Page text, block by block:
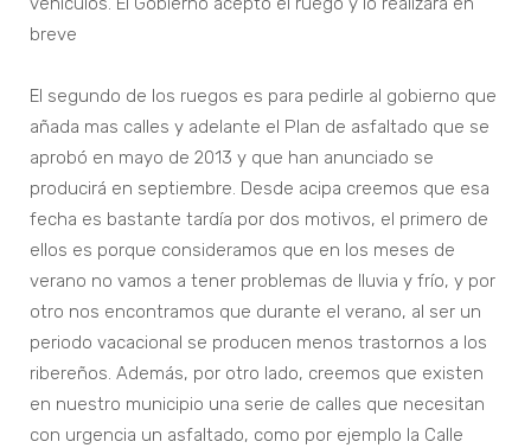
breve
El segundo de los ruegos es para pedirle al gobierno que
añada mas calles y adelante el Plan de asfaltado que se
aprobó en mayo de 2013 y que han anunciado se
producirá en septiembre. Desde acipa creemos que esa
fecha es bastante tardía por dos motivos, el primero de
ellos es porque consideramos que en los meses de
verano no vamos a tener problemas de lluvia y frío, y por
otro nos encontramos que durante el verano, al ser un
periodo vacacional se producen menos trastornos a los
ribereños. Además, por otro lado, creemos que existen
en nuestro municipio una serie de calles que necesitan
con urgencia un asfaltado, como por ejemplo la Calle